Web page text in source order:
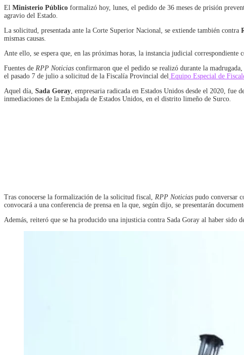
El Ministerio Público formalizó hoy, lunes, el pedido de 36 meses de prisión
agravio del Estado.
La solicitud, presentada ante la Corte Superior Nacional, se extiende también contra
mismas causas.
Ante ello, se espera que, en las próximas horas, la instancia judicial
Fuentes de RPP Noticias confirmaron que el pedido se realizó durante la
el pasado 7 de julio a solicitud de la Fiscalía Provincial del Equipo Especial de
Aquel día, Sada Goray, empresaria radicada en Estados Unidos desde el 2020,
inmediaciones de la Embajada de Estados Unidos, en el distrito limeño de Surco.
Tras conocerse la formalización de la solicitud fiscal, RPP Noticias pudo conversar
convocará a una conferencia de prensa en la que, según dijo, se presentarán
Además, reiteró que se ha producido una injusticia contra Sada Goray al haber sido